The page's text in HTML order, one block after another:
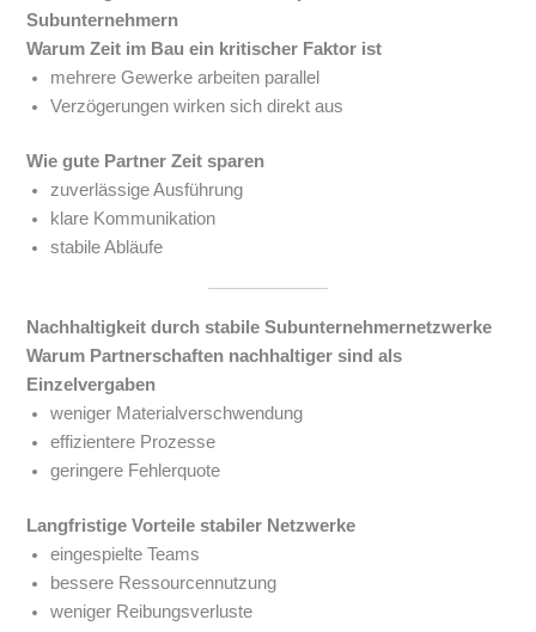
Subunternehmern
Warum Zeit im Bau ein kritischer Faktor ist
mehrere Gewerke arbeiten parallel
Verzögerungen wirken sich direkt aus
Wie gute Partner Zeit sparen
zuverlässige Ausführung
klare Kommunikation
stabile Abläufe
Nachhaltigkeit durch stabile Subunternehmernetzwerke
Warum Partnerschaften nachhaltiger sind als
Einzelvergaben
weniger Materialverschwendung
effizientere Prozesse
geringere Fehlerquote
Langfristige Vorteile stabiler Netzwerke
eingespielte Teams
bessere Ressourcennutzung
weniger Reibungsverluste